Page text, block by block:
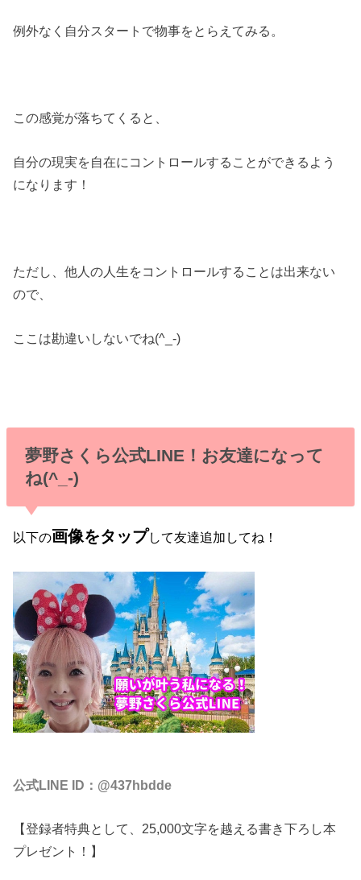
例外なく自分スタートで物事をとらえてみる。
この感覚が落ちてくると、
自分の現実を自在にコントロールすることができるよう
になります！
ただし、他人の人生をコントロールすることは出来ない
ので、
ここは勘違いしないでね(^_-)
夢野さくら公式LINE！お友達になって
ね(^_-)
以下の画像をタップして友達追加してね！
公式LINE ID：@437hbdde
【登録者特典として、25,000文字を越える書き下ろし本
プレゼント！】